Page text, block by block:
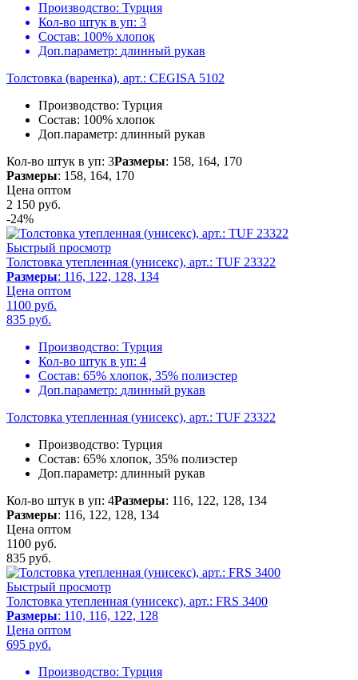
Производство: Турция
Кол-во штук в уп: 3
Состав: 100% хлопок
Доп.параметр: длинный рукав
Толстовка (варенка), арт.: CEGISA 5102
Производство: Турция
Состав: 100% хлопок
Доп.параметр: длинный рукав
Кол-во штук в уп: 3Размеры: 158, 164, 170
Размеры: 158, 164, 170
Цена оптом
2 150 руб.
-24%
Быстрый просмотр
Толстовка утепленная (унисекс), арт.: TUF 23322
Размеры: 116, 122, 128, 134
Цена оптом
1100 руб.
835 руб.
Производство: Турция
Кол-во штук в уп: 4
Состав: 65% хлопок, 35% полиэстер
Доп.параметр: длинный рукав
Толстовка утепленная (унисекс), арт.: TUF 23322
Производство: Турция
Состав: 65% хлопок, 35% полиэстер
Доп.параметр: длинный рукав
Кол-во штук в уп: 4Размеры: 116, 122, 128, 134
Размеры: 116, 122, 128, 134
Цена оптом
1100 руб.
835 руб.
Быстрый просмотр
Толстовка утепленная (унисекс), арт.: FRS 3400
Размеры: 110, 116, 122, 128
Цена оптом
695 руб.
Производство: Турция